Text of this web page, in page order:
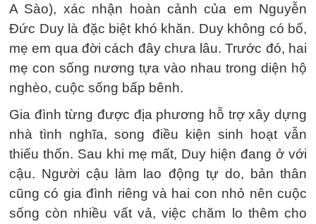
A Sào), xác nhận hoàn cảnh của em Nguyễn
Đức Duy là đặc biệt khó khăn. Duy không có bố,
mẹ em qua đời cách đây chưa lâu. Trước đó, hai
mẹ con sống nương tựa vào nhau trong diện hộ
nghèo, cuộc sống bấp bênh.
Gia đình từng được địa phương hỗ trợ xây dựng
nhà tình nghĩa, song điều kiện sinh hoạt vẫn
thiếu thốn. Sau khi mẹ mất, Duy hiện đang ở với
cậu. Người cậu làm lao động tự do, bản thân
cũng có gia đình riêng và hai con nhỏ nên cuộc
sống còn nhiều vất vả, việc chăm lo thêm cho